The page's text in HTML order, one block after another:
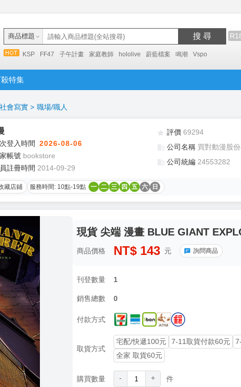
商品標題 搜 尋
KSP FF47 子午計畫 家庭教師 hololive 蔚藍檔案 鳴潮 Vspo
特集
會寫實 > 職場/職人
次登入時間 2026-08-06
帳號 bookstore
註冊時間 2014-09-29
評價 69294
公司名稱 買對動漫股
公司統編 24553282
藏店鋪 服務時間: 10點-19點 一 二 三 四 五 六 日
現貨 尖端 漫畫 BLUE GIANT
商品價格 NT$ 143 元 詢問商品
刊登數量 1
銷售總數 0
付款方式
取貨方式
宅配/快遞100元 7-11取貨付款60元
全家 取貨60元
購買數量 - + 件